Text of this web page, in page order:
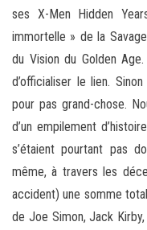
ses X-Men Hidden
immortelle » de la
du Vision du Golden
d’officialiser le lien.
pour pas grand-chose.
d’un empilement
s’étaient pourtant pas
même, à travers les
accident) une somme
de Joe Simon, Jack